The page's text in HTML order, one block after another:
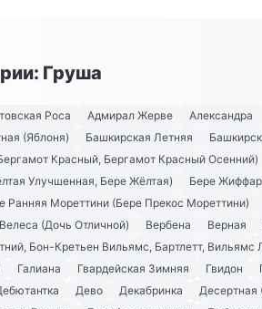
Груша
Роса Адмирал Жерве Александра
(Яблоня) Башкирская Летняя
Красный, Бергамот Красный Осенний)
Улучшенная, Бере Жёлтая)
Бере
Ранняя Мореттини (Бере Прекос Мореттини)
Велеса (Дочь Отличной) Вербена Верная
Бон-Кретьен Вильямс, Бартлетт, Вильямс
Галиана Гвардейская Зимняя Гвидон
Дево Декабринка Десертная